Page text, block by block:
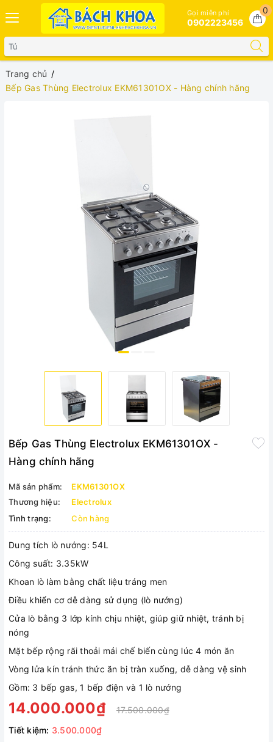
0
Gọi miễn phí
0902223456
Trang chủ
Bếp Gas Thùng Electrolux EKM61301OX - Hàng chính hãng
Bếp Gas Thùng Electrolux EKM61301OX -
Hàng chính hãng
Mã sản phẩm:
EKM61301OX
Thương hiệu:
Electrolux
Tình trạng:
Còn hàng
Dung tích lò nướng: 54L
Công suất: 3.35kW
Khoan lò làm bằng chất liệu tráng men
Điều khiển cơ dễ dàng sử dụng (lò nướng)
Cửa lò bằng 3 lớp kính chịu nhiệt, giúp giữ nhiệt, tránh bị
nóng
Mặt bếp rộng rãi thoải mái chế biến cùng lúc 4 món ăn
Vòng lửa kín tránh thức ăn bị tràn xuống, dễ dàng vệ sinh
Gồm: 3 bếp gas, 1 bếp điện và 1 lò nướng
14.000.000₫
17.500.000₫
Tiết kiệm: 3.500.000₫